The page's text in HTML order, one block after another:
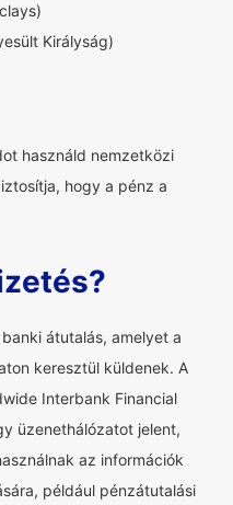
Királyság)
használd nemzetközi
hogy a pénz a
átutalás, amelyet a
keresztül küldenek. A
Interbank Financial
üzenethálózatot jelent,
az információk
például pénzátutalási